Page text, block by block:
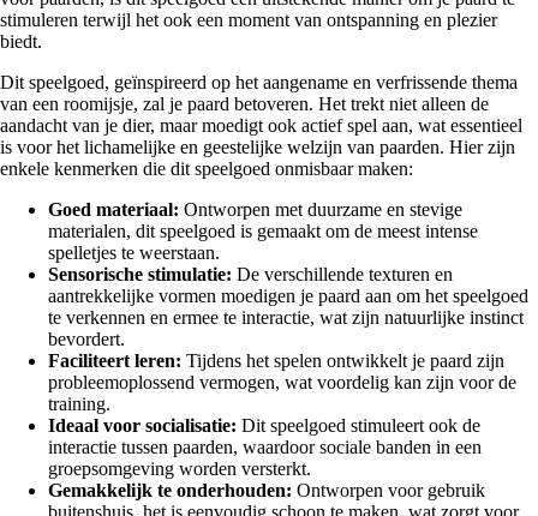
stimuleren terwijl het ook een moment van ontspanning en plezier
biedt.
Dit speelgoed, geïnspireerd op het aangename en verfrissende thema
van een roomijsje, zal je paard betoveren. Het trekt niet alleen de
aandacht van je dier, maar moedigt ook actief spel aan, wat essentieel
is voor het lichamelijke en geestelijke welzijn van paarden. Hier zijn
enkele kenmerken die dit speelgoed onmisbaar maken:
Goed materiaal: Ontworpen met duurzame en stevige
materialen, dit speelgoed is gemaakt om de meest intense
spelletjes te weerstaan.
Sensorische stimulatie: De verschillende texturen en
aantrekkelijke vormen moedigen je paard aan om het speelgoed
te verkennen en ermee te interactie, wat zijn natuurlijke instinct
bevordert.
Faciliteert leren: Tijdens het spelen ontwikkelt je paard zijn
probleemoplossend vermogen, wat voordelig kan zijn voor de
training.
Ideaal voor socialisatie: Dit speelgoed stimuleert ook de
interactie tussen paarden, waardoor sociale banden in een
groepsomgeving worden versterkt.
Gemakkelijk te onderhouden: Ontworpen voor gebruik
buitenshuis, het is eenvoudig schoon te maken, wat zorgt voor